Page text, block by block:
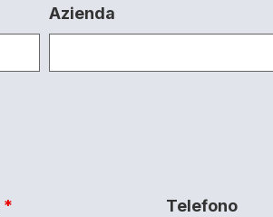
Azienda
* Telefono